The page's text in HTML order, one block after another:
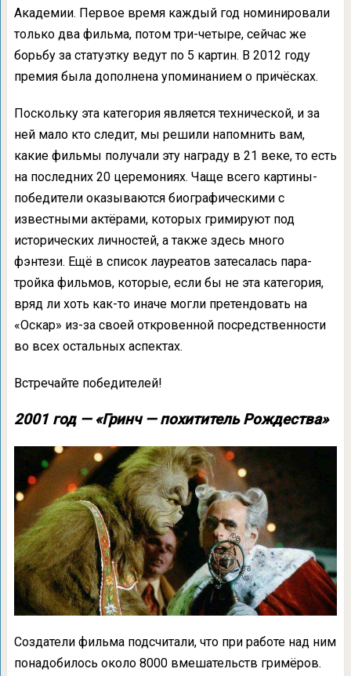
Академии. Первое время каждый год номинировали
только два фильма, потом три-четыре, сейчас же
борьбу за статуэтку ведут по 5 картин. В 2012 году
премия была дополнена упоминанием о причёсках.
Поскольку эта категория является технической, и за
ней мало кто следит, мы решили напомнить вам,
какие фильмы получали эту награду в 21 веке, то есть
на последних 20 церемониях. Чаще всего картины-
победители оказываются биографическими с
известными актёрами, которых гримируют под
исторических личностей, а также здесь много
фэнтези. Ещё в список лауреатов затесалась пара-
тройка фильмов, которые, если бы не эта категория,
вряд ли хоть как-то иначе могли претендовать на
«Оскар» из-за своей откровенной посредственности
во всех остальных аспектах.
Встречайте победителей!
2001 год — «Гринч — похититель Рождества»
Создатели фильма подсчитали, что при работе над ним
понадобилось около 8000 вмешательств гримёров.